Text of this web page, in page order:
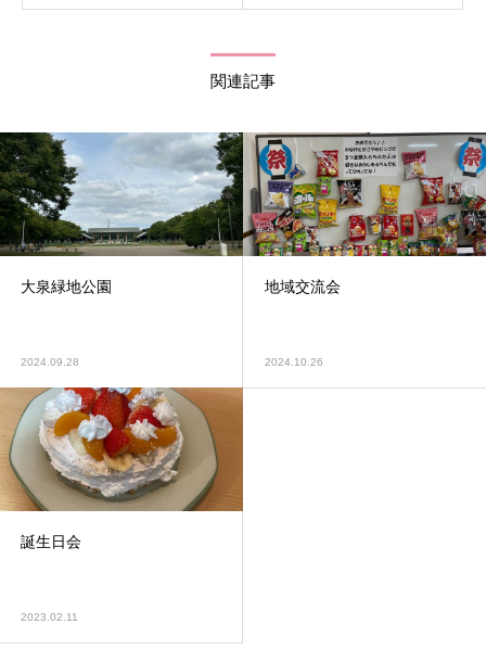
関連記事
大泉緑地公園
2024.09.28
地域交流会
2024.10.26
誕生日会
2023.02.11